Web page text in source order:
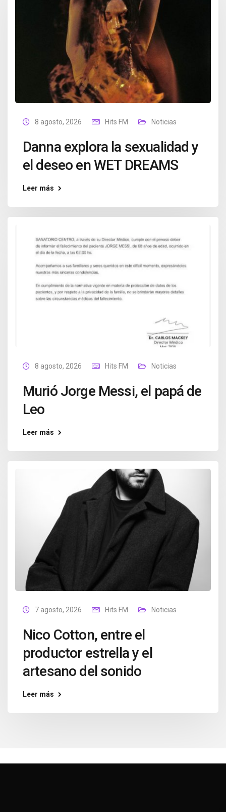
8 agosto, 2026 Hits FM Noticias
Danna explora la sexualidad y
el deseo en WET DREAMS
Leer más
8 agosto, 2026 Hits FM Noticias
Murió Jorge Messi, el papá de
Leo
Leer más
7 agosto, 2026 Hits FM Noticias
Nico Cotton, entre el
productor estrella y el
artesano del sonido
Leer más